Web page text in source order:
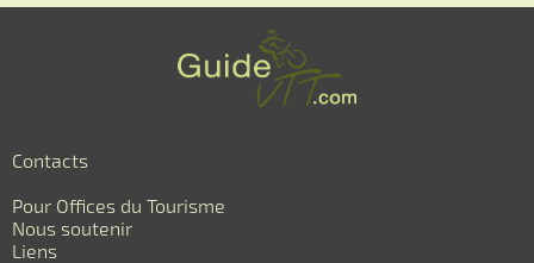
Contacts
Pour Offices du Tourisme
Nous soutenir
Liens